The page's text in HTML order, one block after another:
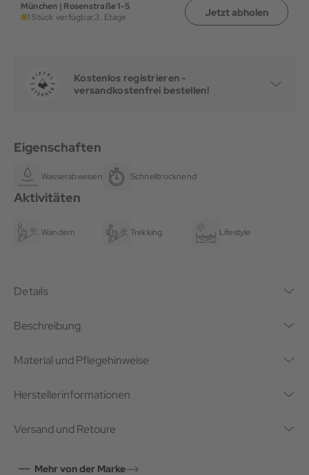
München | Rosenstraße 1-5
1 Stück verfügbar,3. Etage Jetzt abholen
Kostenlos registrieren -
versandkostenfrei bestellen!
Eigenschaften
Wasserabweisend Schnelltrocknend
Aktivitäten
Wandern Trekking Lifestyle
Details
Beschreibung
Material und Pflegehinweise
Herstellerinformationen
Versand und Retoure
Mehr von der Marke